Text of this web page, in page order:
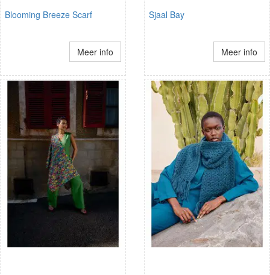
Blooming Breeze Scarf
Meer info
Sjaal Bay
Meer info